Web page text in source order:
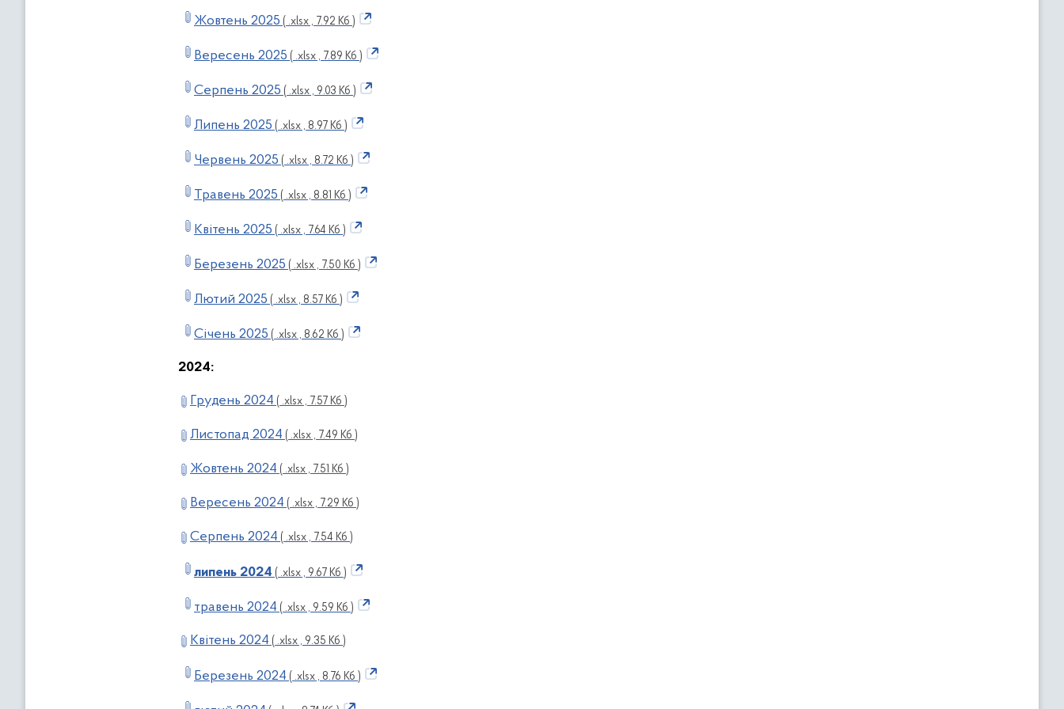
Жовтень 2025 ( .xlsx , 7.92 Кб )
Вересень 2025 ( .xlsx , 7.89 Кб )
Серпень 2025 ( .xlsx , 9.03 Кб )
Липень 2025 ( .xlsx , 8.97 Кб )
Червень 2025 ( .xlsx , 8.72 Кб )
Травень 2025 ( .xlsx , 8.81 Кб )
Квітень 2025 ( .xlsx , 7.64 Кб )
Березень 2025 ( .xlsx , 7.50 Кб )
Лютий 2025 ( .xlsx , 8.57 Кб )
Січень 2025 ( .xlsx , 8.62 Кб )
2024:
Грудень 2024 ( .xlsx , 7.57 Кб )
Листопад 2024 ( .xlsx , 7.49 Кб )
Жовтень 2024 ( .xlsx , 7.51 Кб )
Вересень 2024 ( .xlsx , 7.29 Кб )
Серпень 2024 ( .xlsx , 7.54 Кб )
липень 2024 ( .xlsx , 9.67 Кб )
травень 2024 ( .xlsx , 9.59 Кб )
Квітень 2024 ( .xlsx , 9.35 Кб )
Березень 2024 ( .xlsx , 8.76 Кб )